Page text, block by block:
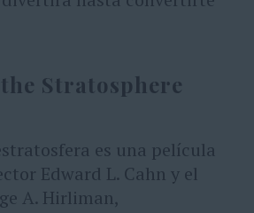
Stratosphere
es una película
Edward L. Cahn y el
A. Hirliman,